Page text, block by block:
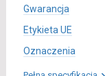
Gwarancja
Etykieta UE
Oznaczenia